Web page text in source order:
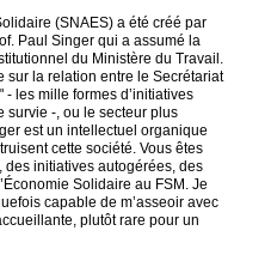
(SNAES) a été créé par
Paul Singer qui a assumé la
du Ministère du Travail.
sur la relation entre le Secrétariat
les mille formes d’initiatives
survie -, ou le secteur plus
est un intellectuel organique
cette société. Vous êtes
des initiatives autogérées, des
Solidaire au FSM. Je
capable de m’asseoir avec
plutôt rare pour un